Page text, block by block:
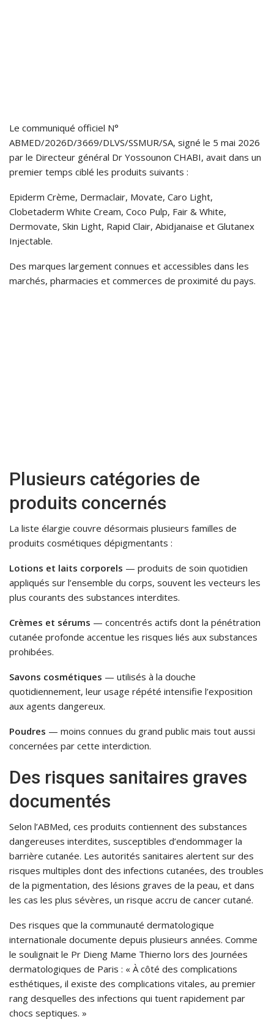
Le communiqué officiel N°
ABMED/2026D/3669/DLVS/SSMUR/SA, signé le 5 mai 2026
par le Directeur général Dr Yossounon CHABI, avait dans un
premier temps ciblé les produits suivants :
Epiderm Crème, Dermaclair, Movate, Caro Light,
Clobetaderm White Cream, Coco Pulp, Fair & White,
Dermovate, Skin Light, Rapid Clair, Abidjanaise et Glutanex
Injectable.
Des marques largement connues et accessibles dans les
marchés, pharmacies et commerces de proximité du pays.
Plusieurs catégories de
produits concernés
La liste élargie couvre désormais plusieurs familles de
produits cosmétiques dépigmentants :
Lotions et laits corporels — produits de soin quotidien
appliqués sur l’ensemble du corps, souvent les vecteurs les
plus courants des substances interdites.
Crèmes et sérums — concentrés actifs dont la pénétration
cutanée profonde accentue les risques liés aux substances
prohibées.
Savons cosmétiques — utilisés à la douche
quotidiennement, leur usage répété intensifie l’exposition
aux agents dangereux.
Poudres — moins connues du grand public mais tout aussi
concernées par cette interdiction.
Des risques sanitaires graves
documentés
Selon l’ABMed, ces produits contiennent des substances
dangereuses interdites, susceptibles d’endommager la
barrière cutanée. Les autorités sanitaires alertent sur des
risques multiples dont des infections cutanées, des troubles
de la pigmentation, des lésions graves de la peau, et dans
les cas les plus sévères, un risque accru de cancer cutané.
Des risques que la communauté dermatologique
internationale documente depuis plusieurs années. Comme
le soulignait le Pr Dieng Mame Thierno lors des Journées
dermatologiques de Paris : « À côté des complications
esthétiques, il existe des complications vitales, au premier
rang desquelles des infections qui tuent rapidement par
chocs septiques. »